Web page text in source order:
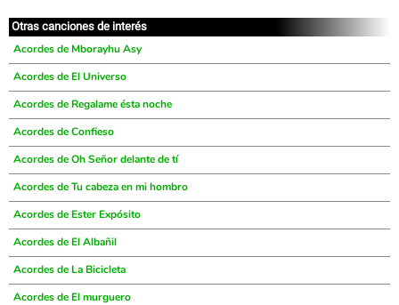
Otras canciones de interés
Acordes de Mborayhu Asy
Acordes de El Universo
Acordes de Regalame ésta noche
Acordes de Confieso
Acordes de Oh Señor delante de tí
Acordes de Tu cabeza en mi hombro
Acordes de Ester Expósito
Acordes de El Albañil
Acordes de La Bicicleta
Acordes de El murguero